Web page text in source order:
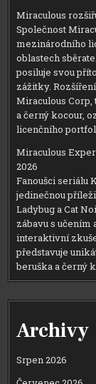
Miraculous
Společnost
mezinárodního
oblastech
posiluje svou
zážitky.
Miraculous
a černý kocour,
licenčního
Miraculous
2026
Fanoušci seriálu
jedinečnou
Ladybug a Cat
zábavu s učením
interaktivní
představuje
beruška a černý
Archivy
Srpen 2026